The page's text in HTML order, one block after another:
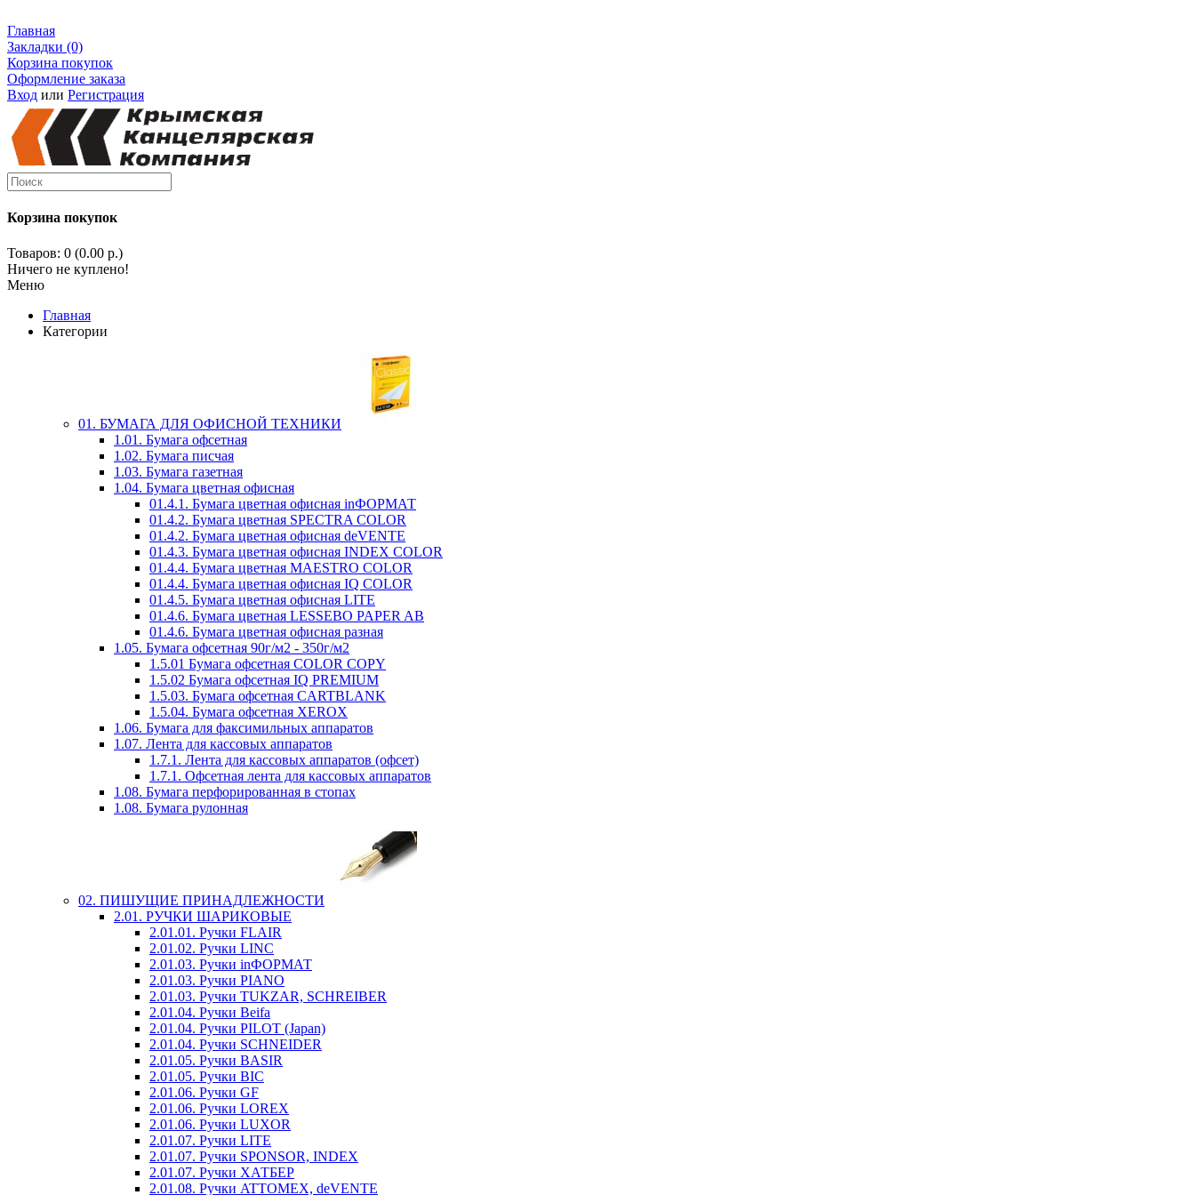
Главная
Закладки (0)
Корзина покупок
Оформление заказа
Вход или Регистрация
Корзина покупок
Товаров: 0 (0.00 р.)
Ничего не куплено!
Меню
Главная
Категории
01. БУМАГА ДЛЯ ОФИСНОЙ ТЕХНИКИ
1.01. Бумага офсетная
1.02. Бумага писчая
1.03. Бумага газетная
1.04. Бумага цветная офисная
01.4.1. Бумага цветная офисная inФОРМАТ
01.4.2. Бумага цветная SPECTRA COLOR
01.4.2. Бумага цветная офисная deVENTE
01.4.3. Бумага цветная офисная INDEX COLOR
01.4.4. Бумага цветная MAESTRO COLOR
01.4.4. Бумага цветная офисная IQ COLOR
01.4.5. Бумага цветная офисная LITE
01.4.6. Бумага цветная LESSEBO PAPER AB
01.4.6. Бумага цветная офисная разная
1.05. Бумага офсетная 90г/м2 - 350г/м2
1.5.01 Бумага офсетная COLOR COPY
1.5.02 Бумага офсетная IQ PREMIUM
1.5.03. Бумага офсетная CARTBLANK
1.5.04. Бумага офсетная XEROX
1.06. Бумага для факсимильных аппаратов
1.07. Лента для кассовых аппаратов
1.7.1. Лента для кассовых аппаратов (офсет)
1.7.1. Офсетная лента для кассовых аппаратов
1.08. Бумага перфорированная в стопах
1.08. Бумага рулонная
02. ПИШУЩИЕ ПРИНАДЛЕЖНОСТИ
2.01. РУЧКИ ШАРИКОВЫЕ
2.01.01. Ручки FLAIR
2.01.02. Ручки LINC
2.01.03. Ручки inФОРМАТ
2.01.03. Ручки PIANO
2.01.03. Ручки TUKZAR, SCHREIBER
2.01.04. Ручки Beifa
2.01.04. Ручки PILOT (Japan)
2.01.04. Ручки SCHNEIDER
2.01.05. Ручки BASIR
2.01.05. Ручки BIC
2.01.06. Ручки GF
2.01.06. Ручки LOREX
2.01.06. Ручки LUXOR
2.01.07. Ручки LITE
2.01.07. Ручки SPONSOR, INDEX
2.01.07. Ручки ХАТБЕР
2.01.08. Ручки ATTOMEX, deVENTE